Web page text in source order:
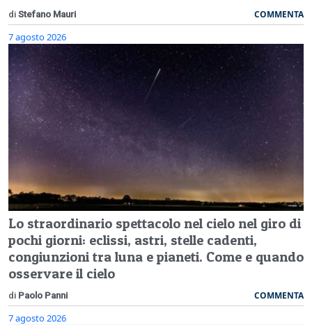
di Stefano Mauri COMMENTA
7 agosto 2026
Lo straordinario spettacolo nel cielo nel giro di
pochi giorni: eclissi, astri, stelle cadenti,
congiunzioni tra luna e pianeti. Come e quando
osservare il cielo
di Paolo Panni COMMENTA
7 agosto 2026